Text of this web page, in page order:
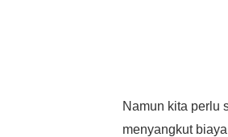
Namun kita perlu
menyangkut